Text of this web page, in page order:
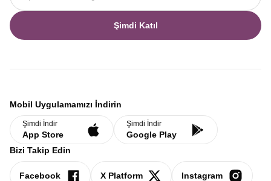
Şimdi Katıl
Mobil Uygulamamızı İndirin
Şimdi İndir
App Store
Şimdi İndir
Google Play
Bizi Takip Edin
Facebook X Platform Instagram